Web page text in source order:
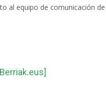
al equipo de comunicación de